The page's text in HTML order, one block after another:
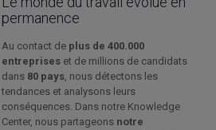
permanence
Au contact de plus de 400.000
entrepriseset de millions de candidats
dans 80 pays, nous détectons les
tendances et analysons leurs
conséquences. Dans notre Knowledge
Center, nous partageons notre